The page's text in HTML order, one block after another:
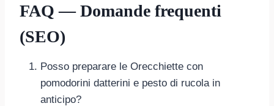
FAQ — Domande frequenti
(SEO)
Posso preparare le Orecchiette con
pomodorini datterini e pesto di rucola in
anticipo?